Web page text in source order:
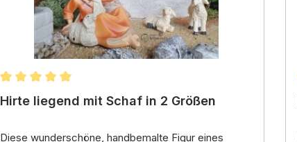
Durchschnittliche Bewertung von 5 von 5 Sternen
Hirte liegend mit Schaf in 2 Größen
Diese wunderschöne, handbemalte Figur eines